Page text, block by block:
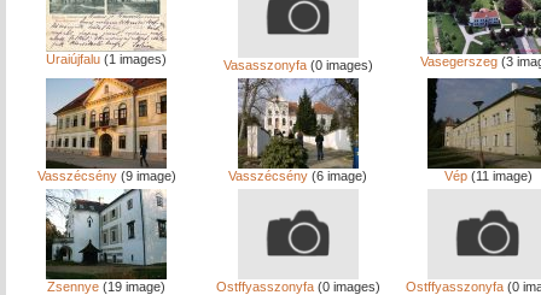
Uraiújfalu (1 images) Vasasszonyfa(0 images) Vasegerszeg(3
Vasszécsény(9 image) Vasszécsény (6 image) Vép(11 image)
Zsennye (19 image) Ostffyasszonyfa(0 images) Ostffyasszonyfa (0